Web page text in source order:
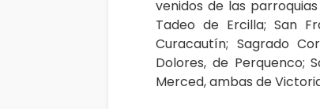
venidos de las
Tadeo de Ercilla; San
Curacautín; Sagrado
Dolores, de Perquenco;
Merced, ambas de